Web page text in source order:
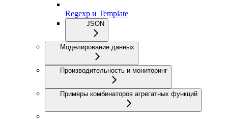
Regexp и Template
JSON
Моделирование данных
Производительность и мониторинг
Примеры комбинаторов агрегатных функций